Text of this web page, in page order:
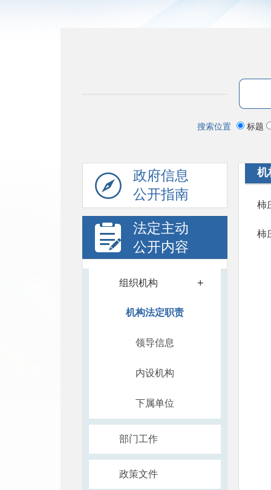
搜索位置 标题
政府信息
公开指南
法定主动
公开内容
组织机构 +
机构法定职责
领导信息
内设机构
下属单位
部门工作
政策文件
机
柿
柿